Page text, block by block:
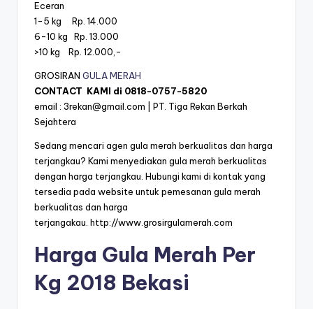
Eceran
1-5 kg Rp. 14.000
6-10 kg Rp. 13.000
>10 kg Rp. 12.000,-
GROSIRAN GULA MERAH
CONTACT KAMI di 0818-0757-5820
email : 3rekan@gmail.com | PT. Tiga Rekan Berkah
Sejahtera
Sedang mencari agen gula merah berkualitas dan harga
terjangkau? Kami menyediakan gula merah berkualitas
dengan harga terjangkau. Hubungi kami di kontak yang
tersedia pada website untuk pemesanan gula merah
berkualitas dan harga
terjangakau. http://www.grosirgulamerah.com
Harga Gula Merah Per
Kg 2018 Bekasi